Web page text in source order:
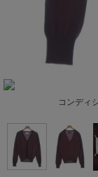
コンディ